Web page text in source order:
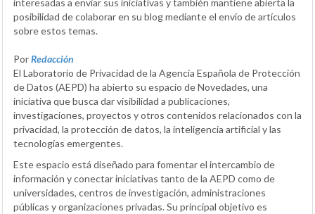
interesadas a enviar sus iniciativas y también mantiene abierta la
posibilidad de colaborar en su blog mediante el envío de artículos
sobre estos temas.
PorRedacción
El Laboratorio de Privacidad de la Agencia Española de Protección
de Datos (AEPD) ha abierto su espacio de Novedades, una
iniciativa que busca dar visibilidad a publicaciones,
investigaciones, proyectos y otros contenidos relacionados con la
privacidad, la protección de datos, la inteligencia artificial y las
tecnologías emergentes.
Este espacio está diseñado para fomentar el intercambio de
información y conectar iniciativas tanto de la AEPD como de
universidades, centros de investigación, administraciones
públicas y organizaciones privadas. Su principal objetivo es